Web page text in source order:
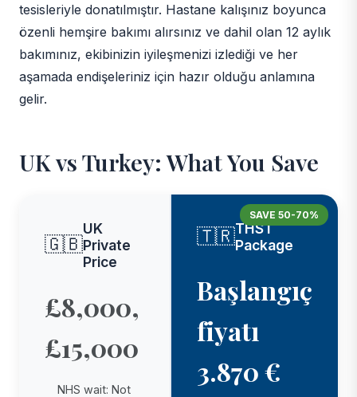
tesisleriyle donatılmıştır. Hastane kalışınız boyunca
özenli hemşire bakımı alırsınız ve dahil olan 12 aylık
bakımınız, ekibinizin iyileşmenizi izlediği ve her
aşamada endişeleriniz için hazır olduğu anlamına
gelir.
UK vs Turkey: What You Save
🇬🇧
UK
Private
Price
£8,000,
£15,000
NHS wait: Not
SAVE 50-70%
🇹🇷THST
Package
Başlangıç
fiyatı
3.870 €